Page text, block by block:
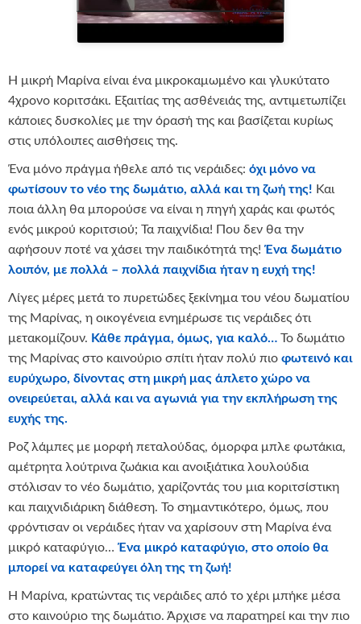
Η μικρή Μαρίνα είναι ένα μικροκαμωμένο και γλυκύτατο
4χρονο κοριτσάκι. Εξαιτίας της ασθένειάς της, αντιμετωπίζει
κάποιες δυσκολίες με την όρασή της και βασίζεται κυρίως
στις υπόλοιπες αισθήσεις της.
Ένα μόνο πράγμα ήθελε από τις νεράιδες: όχι μόνο να
φωτίσουν το νέο της δωμάτιο, αλλά και τη ζωή της! Και
ποια άλλη θα μπορούσε να είναι η πηγή χαράς και φωτός
ενός μικρού κοριτσιού; Τα παιχνίδια! Που δεν θα την
αφήσουν ποτέ να χάσει την παιδικότητά της! Ένα δωμάτιο
λοιπόν, με πολλά – πολλά παιχνίδια ήταν η ευχή της!
Λίγες μέρες μετά το πυρετώδες ξεκίνημα του νέου δωματίου
της Μαρίνας, η οικογένεια ενημέρωσε τις νεράιδες ότι
μετακομίζουν. Κάθε πράγμα, όμως, για καλό… Το δωμάτιο
της Μαρίνας στο καινούριο σπίτι ήταν πολύ πιο φωτεινό και
ευρύχωρο, δίνοντας στη μικρή μας άπλετο χώρο να
ονειρεύεται, αλλά και να αγωνιά για την εκπλήρωση της
ευχής της.
Ροζ λάμπες με μορφή πεταλούδας, όμορφα μπλε φωτάκια,
αμέτρητα λούτρινα ζωάκια και ανοιξιάτικα λουλούδια
στόλισαν το νέο δωμάτιο, χαρίζοντάς του μια κοριτσίστικη
και παιχνιδιάρικη διάθεση. Το σημαντικότερο, όμως, που
φρόντισαν οι νεράιδες ήταν να χαρίσουν στη Μαρίνα ένα
μικρό καταφύγιο… Ένα μικρό καταφύγιο, στο οποίο θα
μπορεί να καταφεύγει όλη της τη ζωή!
Η Μαρίνα, κρατώντας τις νεράιδες από το χέρι μπήκε μέσα
στο καινούριο της δωμάτιο. Άρχισε να παρατηρεί και την πιο